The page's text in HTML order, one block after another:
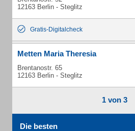
12163 Berlin - Steglitz
Gratis-Digitalcheck
Metten Maria Theresia
Brentanostr. 65
12163 Berlin - Steglitz
1 von 3
Die besten